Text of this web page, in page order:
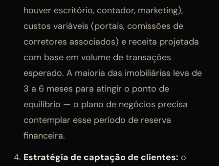
houver escritório, contador, marketing),
custos variáveis (portais, comissões de
corretores associados) e receita projetada
com base em volume de transações
esperado. A maioria das imobiliárias leva de
3 a 6 meses para atingir o ponto de
equilíbrio — o plano de negócios precisa
contemplar esse período de reserva
financeira.
Estratégia de captação de clientes: o